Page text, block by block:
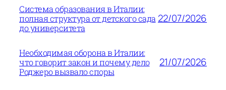
Система образования в Италии:
полная структура от детского сада
до университета
22/07/2026
Необходимая оборона в Италии:
что говорит закон и почему дело
Роджеро вызвало споры
21/07/2026